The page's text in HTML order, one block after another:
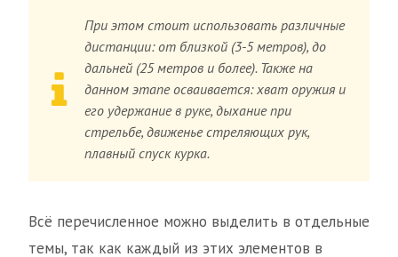
При этом стоит использовать различные
дистанции: от близкой (3-5 метров), до
дальней (25 метров и более). Также на
данном этапе осваивается: хват оружия и
его удержание в руке, дыхание при
стрельбе, движенье стреляющих рук,
плавный спуск курка.
Всё перечисленное можно выделить в отдельные
темы, так как каждый из этих элементов в